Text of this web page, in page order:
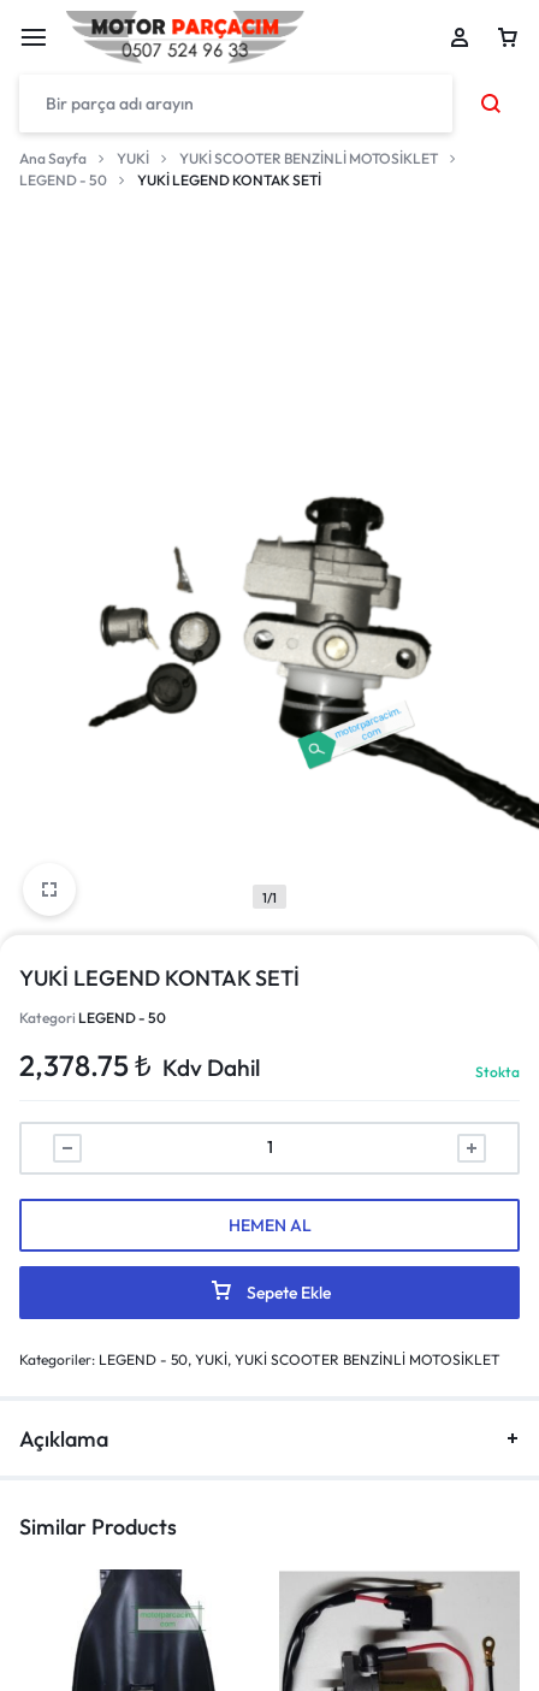
Ana Sayfa YUKİ
YUKİ SCOOTER BENZİNLİ MOTOSİKLET
LEGEND - 50
YUKİ LEGEND KONTAK SETİ
1/1
YUKİ LEGEND KONTAK SETİ
Kategori LEGEND - 50
2,378.75₺ Kdv Dahil Stokta
Sepete Ekle
HEMEN AL
Kategoriler: LEGEND - 50, YUKİ, YUKİ SCOOTER BENZİNLİ MOTOSİKLET
Açıklama
Similar Products